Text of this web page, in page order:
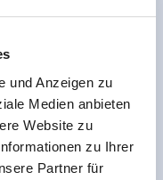
und Anzeigen zu
Medien anbieten
Website zu
zu Ihrer
Partner für